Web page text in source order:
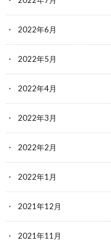
2022年6月
2022年5月
2022年4月
2022年3月
2022年2月
2022年1月
2021年12月
2021年11月